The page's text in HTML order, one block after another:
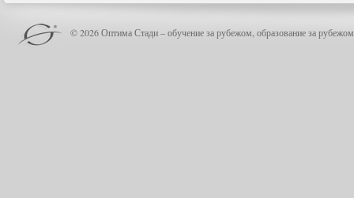
© 2026 Оптима Стади – обучение за рубежом, образование за